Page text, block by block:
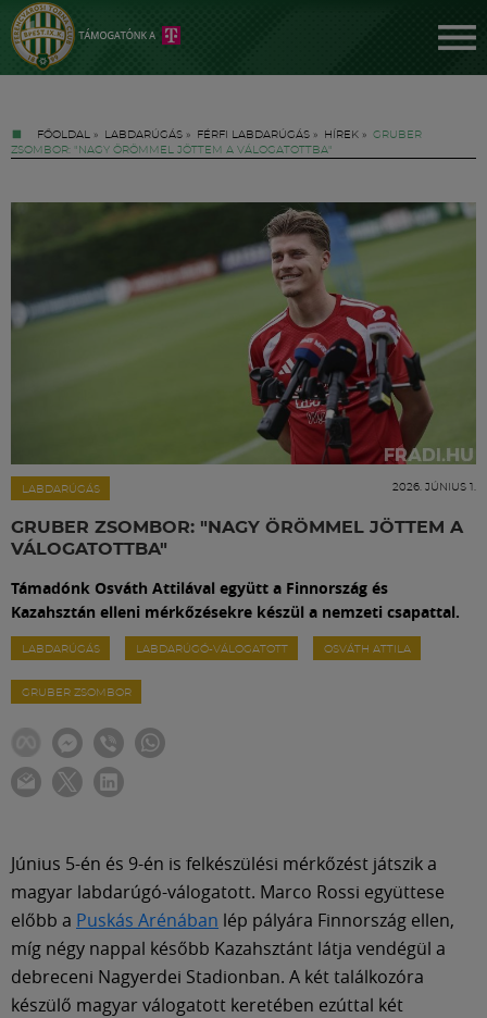
FŐOLDAL » LABDARÚGÁS » FÉRFI LABDARÚGÁS » HÍREK » GRUBER
ZSOMBOR: "NAGY ÖRÖMMEL JÖTTEM A VÁLOGATOTTBA"
LABDARÚGÁS 2026. JÚNIUS 1.
GRUBER ZSOMBOR: "NAGY ÖRÖMMEL JÖTTEM A
VÁLOGATOTTBA"
Támadónk Osváth Attilával együtt a Finnország és
Kazahsztán elleni mérkőzésekre készül a nemzeti csapattal.
LABDARÚGÁS LABDARÚGÓ-VÁLOGATOTT OSVÁTH ATTILA
GRUBER ZSOMBOR
Június 5-én és 9-én is felkészülési mérkőzést játszik a
magyar labdarúgó-válogatott. Marco Rossi együttese
előbb a Puskás Arénában lép pályára Finnország ellen,
míg négy nappal később Kazahsztánt látja vendégül a
debreceni Nagyerdei Stadionban. A két találkozóra
készülő magyar válogatott keretében ezúttal két
Jegyek
Labdarúgás
Meccscenter
Klub
Szolgáltatások
Közösség
Múzeum